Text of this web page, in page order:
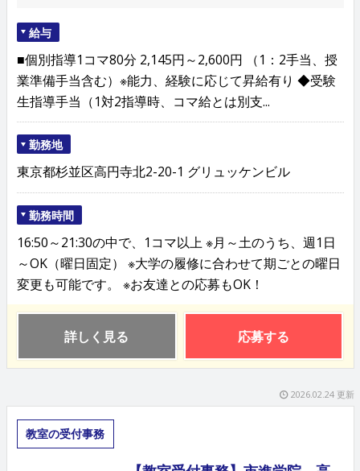
給与
■個別指導1コマ80分 2,145円～2,600円 （1：2手当、授
業準備手当含む）※能力、経験に応じて昇給有り ◆受験
生指導手当（1対2指導時、コマ給とは別支...
勤務地
東京都杉並区高円寺北2-20-1 グリュッケンビル
勤務時間
16:50～21:30の中で、1コマ以上 ※月～土のうち、週1日
～OK（曜日固定） ※大学の履修に合わせて期ごとの曜日
変更も可能です。 ※お友達との応募もOK！
詳しく見る 応募する
2026.02.24 更新
教室の受付事務